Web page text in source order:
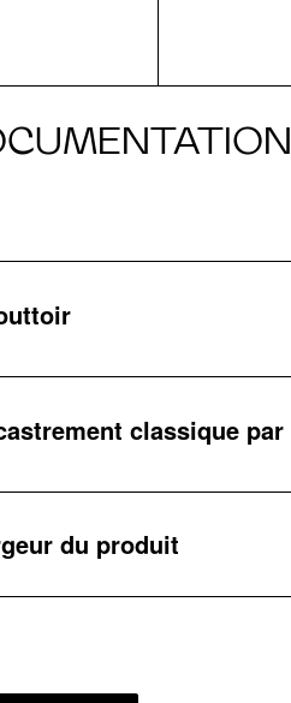
classique
du produit